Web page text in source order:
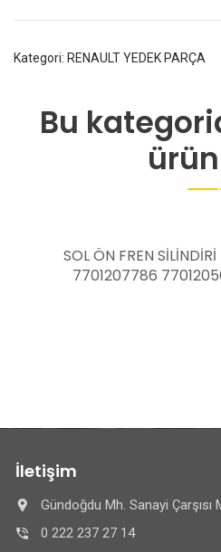
Kategori: RENAULT YEDEK PARÇA
Bu
SOL ÖN FREN
7701207786
İletişim
Gündoğdu Mh. Sanayi
0 222 237 27 14